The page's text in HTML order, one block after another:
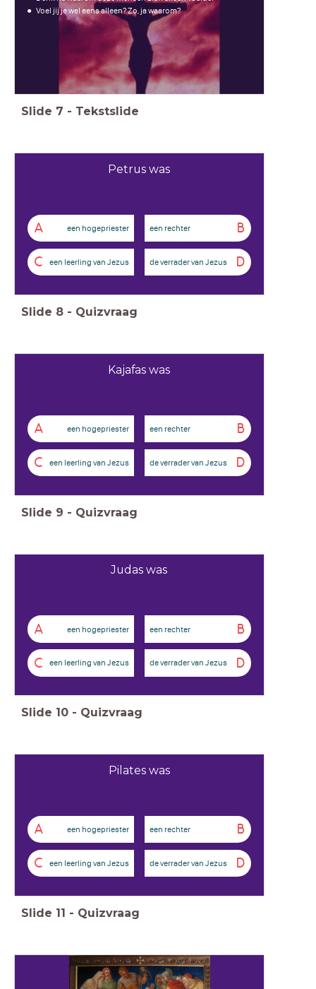
Voel jij je wel eens alleen? Zo, ja waarom?
Slide 7 - Tekstslide
Petrus was
A een hogepriester B
een rechter
C een leerling van Jezus D
de verrader van Jezus
Slide 8 - Quizvraag
Kajafas was
A een hogepriester B
een rechter
C een leerling van Jezus D
de verrader van Jezus
Slide 9 - Quizvraag
Judas was
A een hogepriester B
een rechter
C een leerling van Jezus D
de verrader van Jezus
Slide 10 - Quizvraag
Pilates was
A een hogepriester B
een rechter
C een leerling van Jezus D
de verrader van Jezus
Slide 11 - Quizvraag